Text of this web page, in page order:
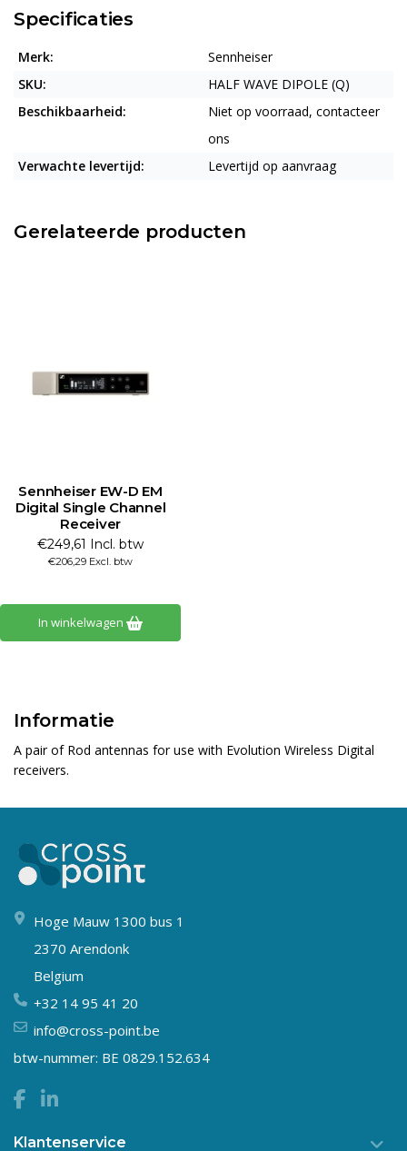
Specificaties
Merk:
Sennheiser
SKU:
HALF WAVE DIPOLE (Q)
Beschikbaarheid:
Niet op voorraad, contacteer
ons
Verwachte levertijd:
Levertijd op aanvraag
Gerelateerde producten
Sennheiser EW-D EM
Digital Single Channel
Receiver
€249,61 Incl. btw
€206,29 Excl. btw
In winkelwagen
Informatie
A pair of Rod antennas for use with Evolution Wireless Digital
receivers.
Hoge Mauw 1300 bus 1
2370 Arendonk
Belgium
+32 14 95 41 20
info@cross-point.be
btw-nummer: BE 0829.152.634
Klantenservice